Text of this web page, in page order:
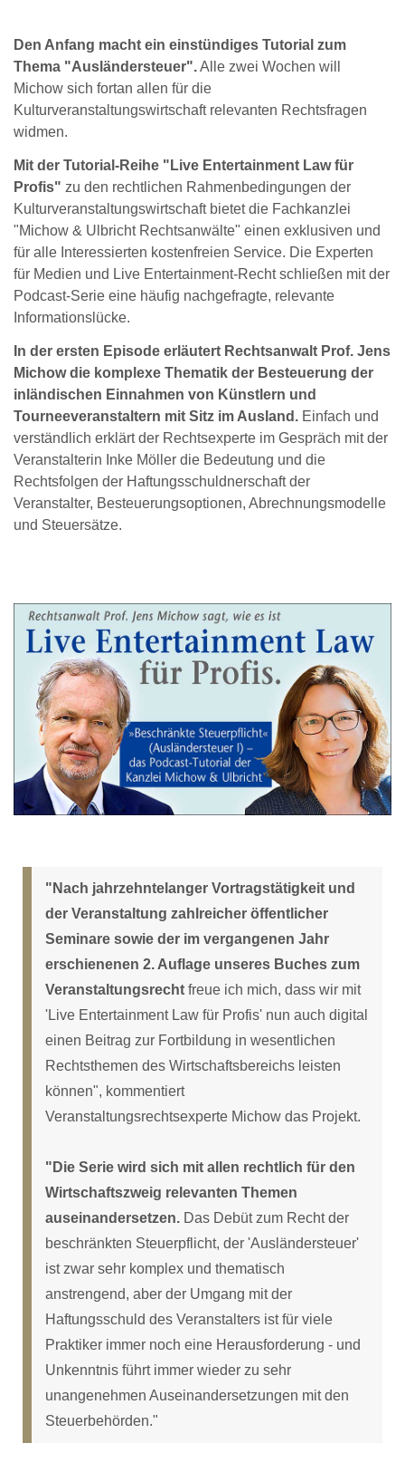
Den Anfang macht ein einstündiges Tutorial zum
Thema "Ausländersteuer".Alle zwei Wochen will
Michow sich fortan allen für die
Kulturveranstaltungswirtschaft relevanten Rechtsfragen
widmen.
Mit der Tutorial-Reihe "Live Entertainment Law für
Profis" zu den rechtlichen Rahmenbedingungen der
Kulturveranstaltungswirtschaft bietet die Fachkanzlei
"Michow & Ulbricht Rechtsanwälte" einen exklusiven und
für alle Interessierten kostenfreien Service. Die Experten
für Medien und Live Entertainment-Recht schließen mit der
Podcast-Serie eine häufig nachgefragte, relevante
Informationslücke.
In der ersten Episode erläutert Rechtsanwalt Prof. Jens
Michow die komplexe Thematik der Besteuerung der
inländischen Einnahmen von Künstlern und
Tourneeveranstaltern mit Sitz im Ausland. Einfach und
verständlich erklärt der Rechtsexperte im Gespräch mit der
Veranstalterin Inke Möller die Bedeutung und die
Rechtsfolgen der Haftungsschuldnerschaft der
Veranstalter, Besteuerungsoptionen, Abrechnungsmodelle
und Steuersätze.
"Nach jahrzehntelanger Vortragstätigkeit und
der Veranstaltung zahlreicher öffentlicher
Seminare sowie der im vergangenen Jahr
erschienenen 2. Auflage unseres Buches zum
Veranstaltungsrecht freue ich mich, dass wir mit
'Live Entertainment Law für Profis' nun auch digital
einen Beitrag zur Fortbildung in wesentlichen
Rechtsthemen des Wirtschaftsbereichs leisten
können", kommentiert
Veranstaltungsrechtsexperte Michow das Projekt.
"Die Serie wird sich mit allen rechtlich für den
Wirtschaftszweig relevanten Themen
auseinandersetzen. Das Debüt zum Recht der
beschränkten Steuerpflicht, der 'Ausländersteuer'
ist zwar sehr komplex und thematisch
anstrengend, aber der Umgang mit der
Haftungsschuld des Veranstalters ist für viele
Praktiker immer noch eine Herausforderung - und
Unkenntnis führt immer wieder zu sehr
unangenehmen Auseinandersetzungen mit den
Steuerbehörden."